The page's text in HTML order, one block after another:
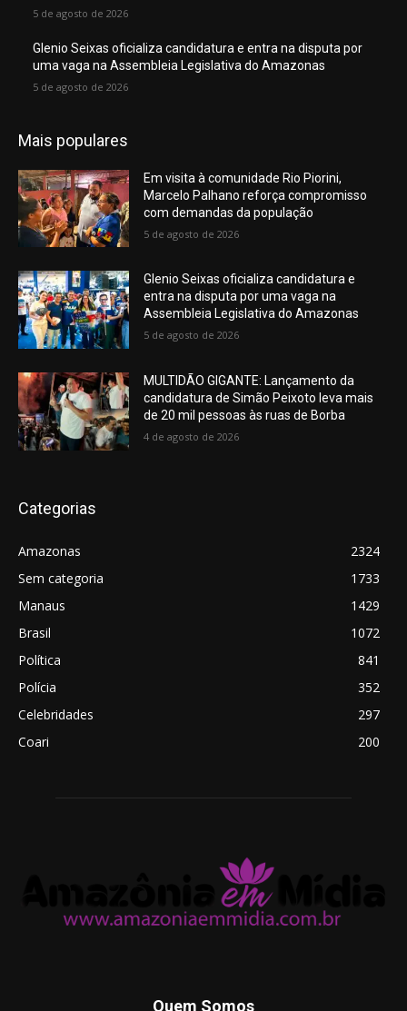
5 de agosto de 2026
Glenio Seixas oficializa candidatura e entra na disputa por
uma vaga na Assembleia Legislativa do Amazonas
5 de agosto de 2026
Mais populares
Em visita à comunidade Rio Piorini,
Marcelo Palhano reforça compromisso
com demandas da população
5 de agosto de 2026
Glenio Seixas oficializa candidatura e
entra na disputa por uma vaga na
Assembleia Legislativa do Amazonas
5 de agosto de 2026
MULTIDÃO GIGANTE: Lançamento da
candidatura de Simão Peixoto leva mais
de 20 mil pessoas às ruas de Borba
4 de agosto de 2026
Categorias
Amazonas
2324
Sem categoria
1733
Manaus
1429
Brasil
1072
Política
841
Polícia
352
Celebridades
297
Coari
200
Quem Somos